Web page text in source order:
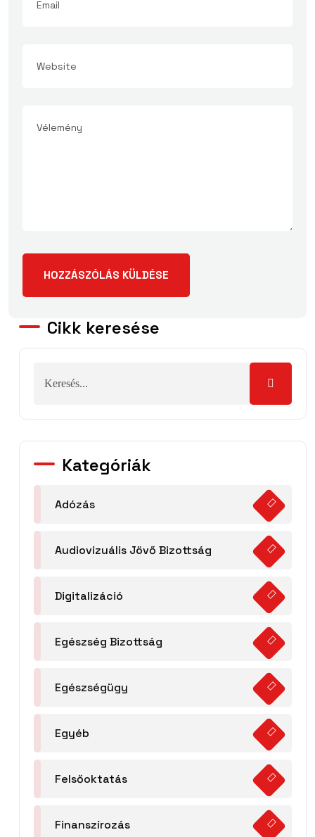
Cikk keresése
Kategóriák
Adózás
Audiovizuális Jövő Bizottság
Digitalizáció
Egészség Bizottság
Egészségügy
Egyéb
Felsőoktatás
Finanszírozás